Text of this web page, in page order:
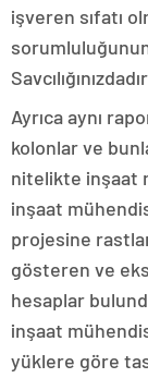
işveren sıfatı
sorumluluğunun
Ayrıca aynı
kolonlar ve
nitelikte inşaat
inşaat
projesine
gösteren ve
hesaplar
inşaat
yüklere göre